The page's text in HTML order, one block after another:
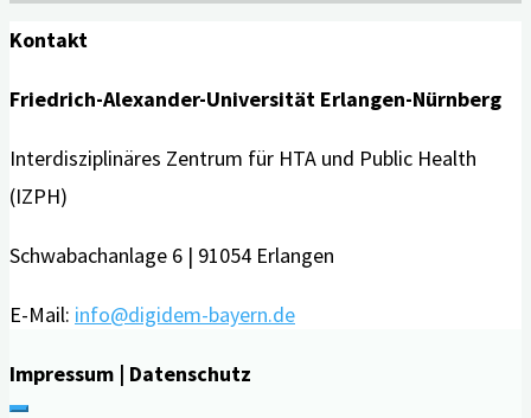
Demenz“
die
Kontakt
Friedrich-Alexander-Universität Erlangen-Nürnberg
Interdisziplinäres Zentrum für HTA und Public Health
(IZPH)
Schwabachanlage 6 | 91054 Erlangen
E-Mail: info@digidem-bayern.de
Impressum | Datenschutz